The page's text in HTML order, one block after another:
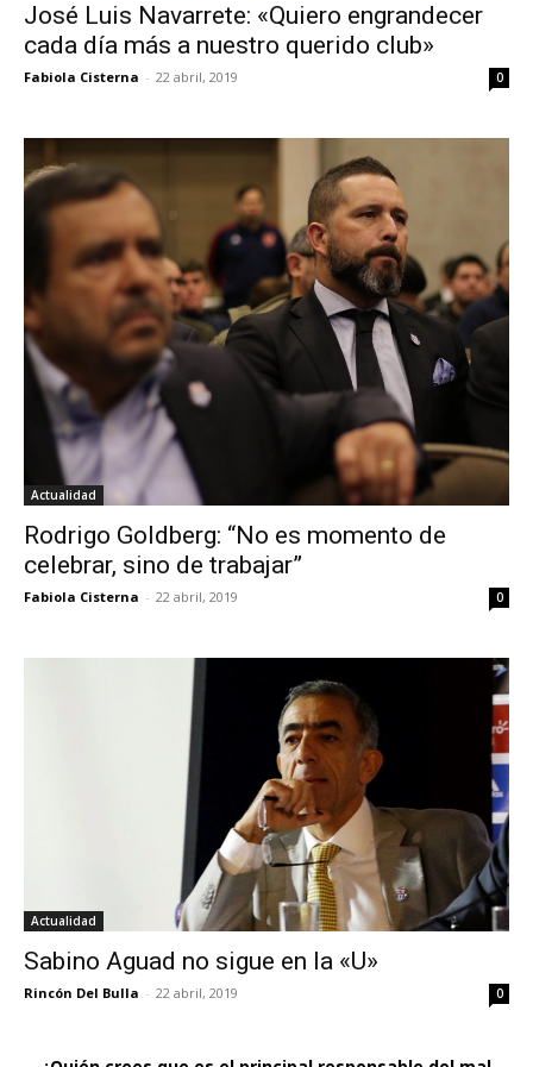
José Luis Navarrete: «Quiero engrandecer
cada día más a nuestro querido club»
Fabiola Cisterna - 22 abril, 2019 0
Actualidad
Rodrigo Goldberg: “No es momento de
celebrar, sino de trabajar”
Fabiola Cisterna - 22 abril, 2019 0
Actualidad
Sabino Aguad no sigue en la «U»
Rincón Del Bulla - 22 abril, 2019 0